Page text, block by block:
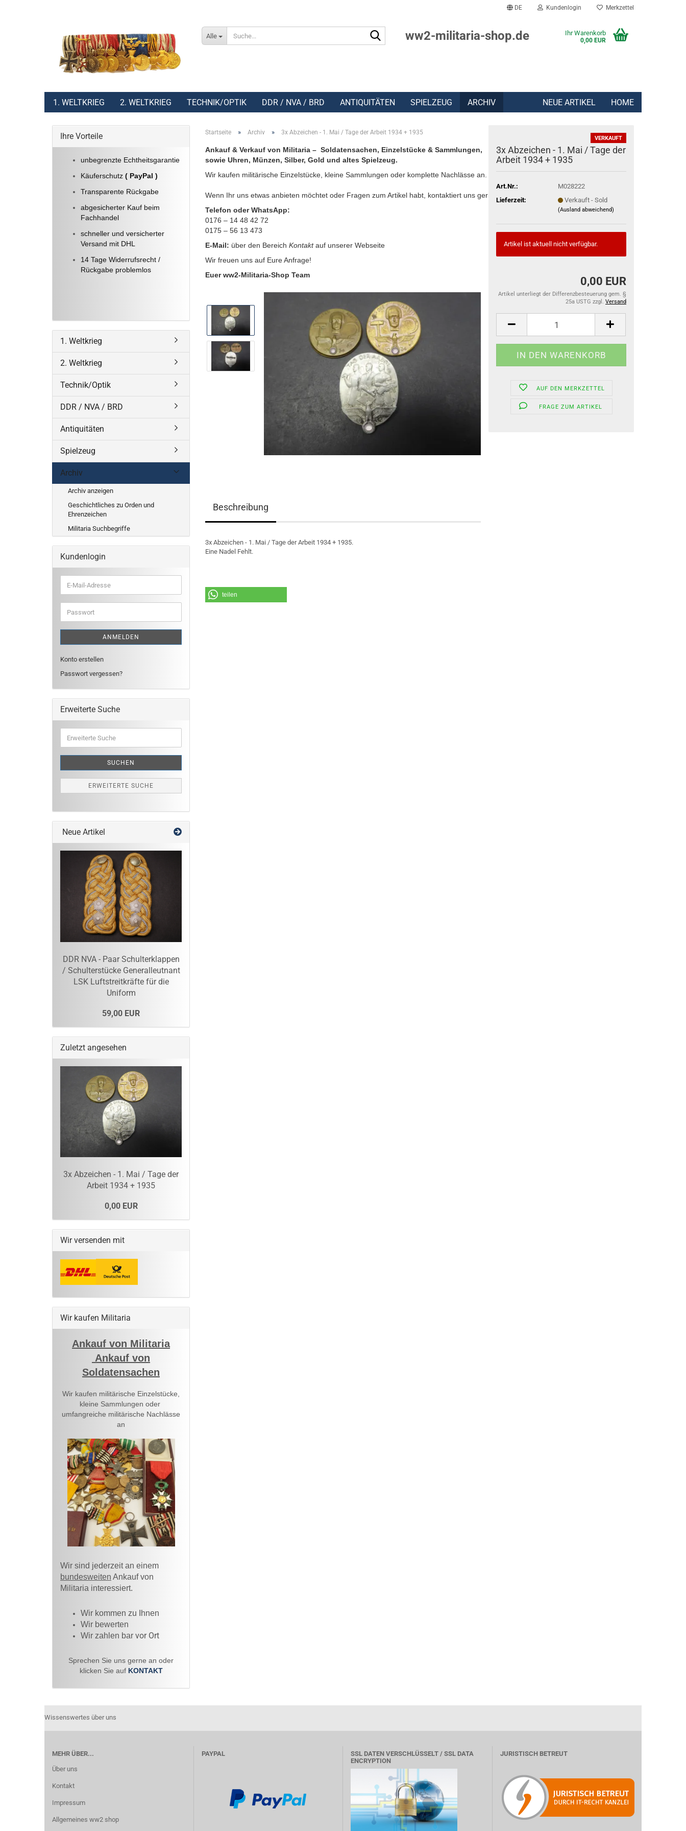
DE Kundenlogin Merkzettel
Alle ww2-militaria-shop.de Ihr Warenkorb
0,00 EUR
1. WELTKRIEG 2. WELTKRIEG TECHNIK/OPTIK DDR / NVA / BRD ANTIQUITÄTEN SPIELZEUG ARCHIV NEUE ARTIKEL HOME
Startseite » Archiv » 3x Abzeichen - 1. Mai / Tage der Arbeit 1934 + 1935
Ankauf & Verkauf von Militaria – Soldatensachen, Einzelstücke & Sammlungen,
sowie Uhren, Münzen, Silber, Gold und altes Spielzeug.
Wir kaufen militärische Einzelstücke, kleine Sammlungen oder komplette Nachlässe an.
Wenn Ihr uns etwas anbieten möchtet oder Fragen zum Artikel habt, kontaktiert uns gern:
Telefon oder WhatsApp:
0176 – 14 48 42 72
0175 – 56 13 473
E-Mail: über den Bereich Kontakt auf unserer Webseite
Wir freuen uns auf Eure Anfrage!
Euer ww2-Militaria-Shop Team
VERKAUFT
3x Abzeichen - 1. Mai / Tage der
Arbeit 1934 + 1935
Art.Nr.:
M028222
Lieferzeit:
Verkauft - Sold
(Ausland abweichend)
Artikel ist aktuell nicht verfügbar.
0,00 EUR
Artikel unterliegt der Differenzbesteuerung gem. §
25a USTG zzgl. Versand
AUF DEN MERKZETTEL
FRAGE ZUM ARTIKEL
Beschreibung
3x Abzeichen - 1. Mai / Tage der Arbeit 1934 + 1935.
Eine Nadel Fehlt.
teilen
Ihre Vorteile
unbegrenzte Echtheitsgarantie
Käuferschutz ( PayPal )
Transparente Rückgabe
abgesicherter Kauf beim
Fachhandel
schneller und versicherter
Versand mit DHL
14 Tage Widerrufsrecht /
Rückgabe problemlos
1. Weltkrieg
2. Weltkrieg
Technik/Optik
DDR / NVA / BRD
Antiquitäten
Spielzeug
Archiv
Archiv anzeigen
Geschichtliches zu Orden und
Ehrenzeichen
Militaria Suchbegriffe
Kundenlogin
E-
Mail-
Adresse
Passwort
ANMELDEN
Konto erstellen
Passwort vergessen?
Erweiterte Suche
Suche
SUCHEN
ERWEITERTE SUCHE
Neue Artikel
DDR NVA - Paar Schulterklappen
/ Schulterstücke Generalleutnant
LSK Luftstreitkräfte für die
Uniform
59,00 EUR
Zuletzt angesehen
3x Abzeichen - 1. Mai / Tage der
Arbeit 1934 + 1935
0,00 EUR
Wir versenden mit
Wir kaufen Militaria
Ankauf von Militaria
Ankauf von
Soldatensachen
Wir kaufen militärische Einzelstücke,
kleine Sammlungen oder
umfangreiche militärische Nachlässe
an
Wir sind jederzeit an einem
bundesweiten Ankauf von
Militaria interessiert.
Wir kommen zu Ihnen​
Wir bewerten
Wir zahlen bar vor Ort
Sprechen Sie uns gerne an oder
klicken Sie auf KONTAKT
Wissenswertes über uns
MEHR ÜBER...
Über uns
Kontakt
Impressum
Allgemeines ww2 shop
PAYPAL
SSL DATEN VERSCHLÜSSELT / SSL DATA
ENCRYPTION
JURISTISCH BETREUT